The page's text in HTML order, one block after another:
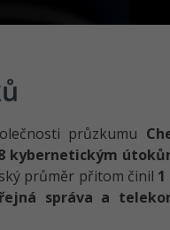
průzkumu
kybernetickým
průměr přitom činil
správa a